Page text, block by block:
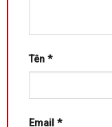
Tên *
Email *